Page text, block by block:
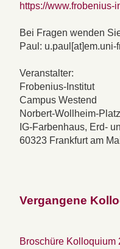
https://www.frobenius-
Bei Fragen wenden
Paul: u.paul[at]em.uni-
Veranstalter:
Frobenius-Institut
Campus Westend
Norbert-Wollheim-
IG-Farbenhaus, Erd-
60323 Frankfurt am
Vergangene
Broschüre Kolloquium